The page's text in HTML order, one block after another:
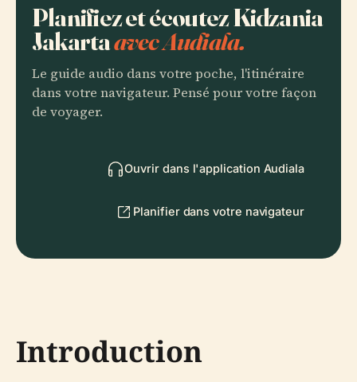
Planifiez et écoutez Kidzania
Jakartaavec Audiala.
Le guide audio dans votre poche, l'itinéraire
dans votre navigateur. Pensé pour votre façon
de voyager.
Ouvrir dans l'application Audiala
Planifier dans votre navigateur
Introduction